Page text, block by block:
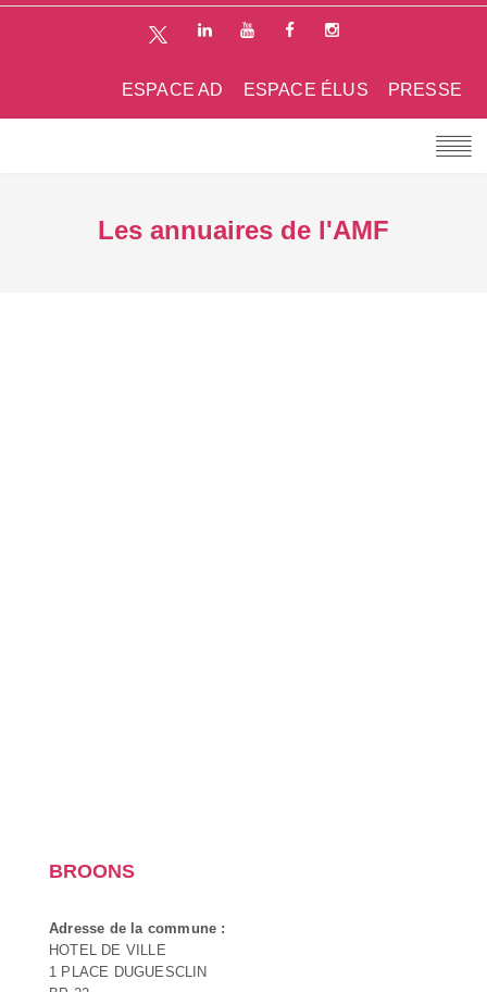
PRESSE
ESPACE ÉLUS
ESPACE AD
Les annuaires de l'AMF
BROONS
Adresse de la commune :
HOTEL DE VILLE
1 PLACE DUGUESCLIN